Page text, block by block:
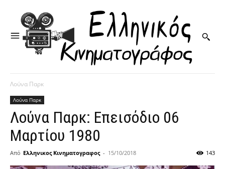
Λούνα Παρκ
Λούνα Παρκ
Λούνα Παρκ: Επεισόδιο 06
Μαρτίου 1980
Από Ελληνικος Κινηματογραφος - 15/10/2018 143